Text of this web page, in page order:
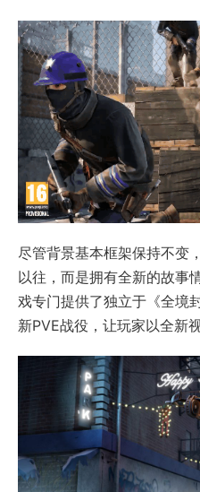
尽管背景基本框架保持不变
以往，而是拥有全新的故事
戏专门提供了独立于《全境
新PVE战役，让玩家以全新